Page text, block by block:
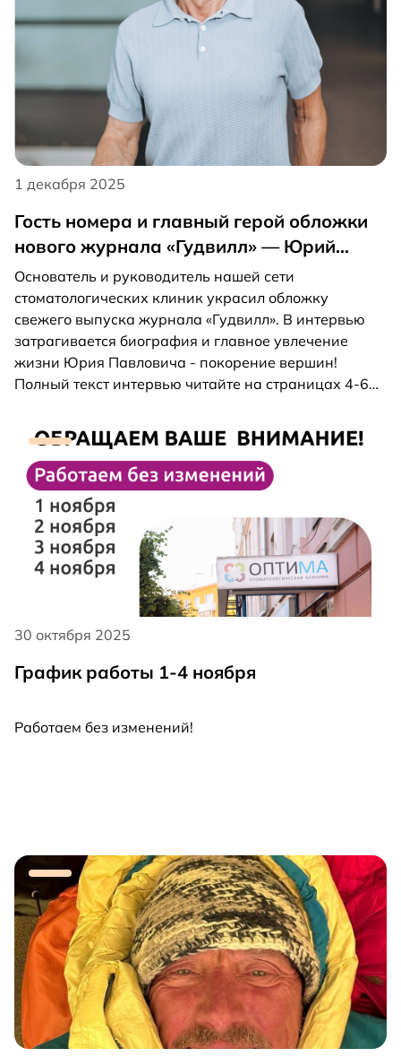
1 декабря 2025
Гость номера и главный герой обложки
нового журнала «Гудвилл» — Юрий
Павлович Суханов
Основатель и руководитель нашей сети
стоматологических клиник украсил обложку
свежего выпуска журнала «Гудвилл». В интервью
затрагивается биография и главное увлечение
жизни Юрия Павловича - покорение вершин!
Полный текст интервью читайте на страницах 4-6
журналом можно в любой из наших клиник.
30 октября 2025
График работы 1-4 ноября
Работаем без изменений!